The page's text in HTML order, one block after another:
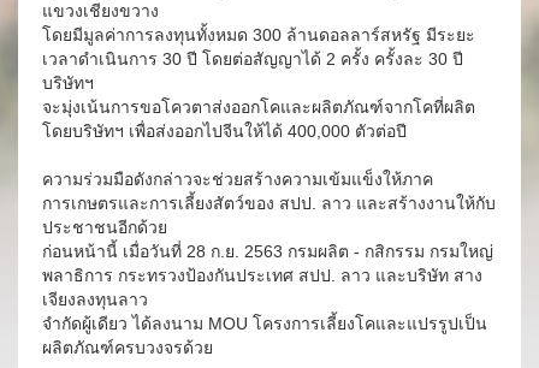
แขวงเชียงขวาง
โดยมีมูลค่าการลงทุนทั้งหมด 300 ล้านดอลลาร์สหรัฐ มีระยะ
เวลาดำเนินการ 30 ปี โดยต่อสัญญาได้ 2 ครั้ง ครั้งละ 30 ปี
บริษัทฯ
จะมุ่งเน้นการขอโควตาส่งออกโคและผลิตภัณฑ์จากโคที่ผลิต
โดยบริษัทฯ เพื่อส่งออกไปจีนให้ได้ 400,000 ตัวต่อปี
ความร่วมมือดังกล่าวจะช่วยสร้างความเข้มแข็งให้ภาค
การเกษตรและการเลี้ยงสัตว์ของ สปป. ลาว และสร้างงานให้กับ
ประชาชนอีกด้วย
ก่อนหน้านี้ เมื่อวันที่ 28 ก.ย. 2563 กรมผลิต - กสิกรรม กรมใหญ่
พลาธิการ กระทรวงป้องกันประเทศ สปป. ลาว และบริษัท สาง
เจียงลงทุนลาว
จำกัดผู้เดียว ได้ลงนาม MOU โครงการเลี้ยงโคและแปรรูปเป็น
ผลิตภัณฑ์ครบวงจรด้วย